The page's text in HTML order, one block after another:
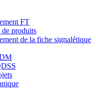
FT
de produits
de la fiche signalétique